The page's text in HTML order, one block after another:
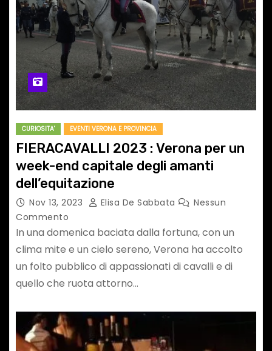
CURIOSITA' EVENTI VERONA E PROVINCIA
FIERACAVALLI 2023 : Verona per un
week-end capitale degli amanti
dell’equitazione
Nov 13, 2023 Elisa De Sabbata
Nessun
Commento
In una domenica baciata dalla fortuna, con un
clima mite e un cielo sereno, Verona ha accolto
un folto pubblico di appassionati di cavalli e di
quello che ruota attorno…